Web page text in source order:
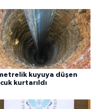
kuyuya düşen
kurtarıldı